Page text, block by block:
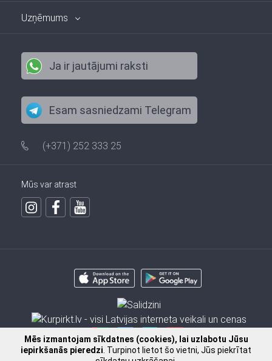
Mēs izmantojam sīkdatnes (cookies), lai uzlabotu Jūsu
iepirkšanās pieredzi . Turpinot lietot šo vietni, Jūs piekrītat
Uzņēmums
Ja ir jautājumi raksti
Esam sasniedzami Telegram
(+371) 252 333 25
Mūs var atrast